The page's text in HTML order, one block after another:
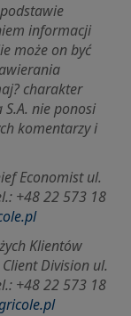
informacji
może on być
charakter
nie ponosi
komentarzy i
Economist ul.
+48 22 573 18
Klientów
Division ul.
+48 22 573 18